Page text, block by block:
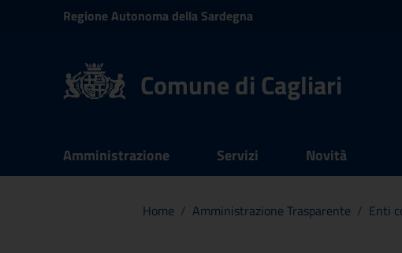
Vai ai contenuti
RegioneAutonoma della Sardegna
Comune di Cagliari
Submenu
Amministrazione Servizi
Novità
Home / Amministrazione Trasparente / Enti